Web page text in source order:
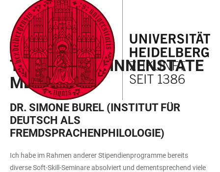
LINKS
ZUR
BARRIEREFREIHEIT
ZUM
HAUPTINHALT
HAUPTNAVIGATION
ÖFFNEN
WEBSEITENSUCHE
ÖFFNEN
HEI_TRACKS
TEILNEHMER:INNENSTATE
MENTS
DR. SIMONE BUREL (INSTITUT FÜR
DEUTSCH ALS
FREMDSPRACHENPHILOLOGIE)
Ich habe im Rahmen anderer Stipendienprogramme bereits
diverse Soft-Skill-Seminare absolviert und dementsprechend viele